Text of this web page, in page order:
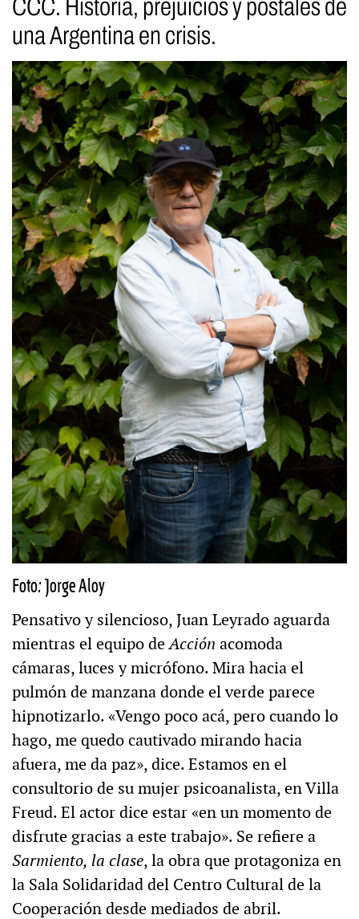
CCC. Historia, prejuicios y postales de
una Argentina en crisis.
Foto: Jorge Aloy
Pensativo y silencioso, Juan Leyrado aguarda
mientras el equipo deAcción acomoda
cámaras, luces y micrófono. Mira hacia el
pulmón de manzana donde el verde parece
hipnotizarlo. «Vengo poco acá, pero cuando lo
hago, me quedo cautivado mirando hacia
afuera, me da paz», dice. Estamos en el
consultorio de su mujer psicoanalista, en Villa
Freud. El actor dice estar «en un momento de
disfrute gracias a este trabajo». Se refiere a
Sarmiento, la clase, la obra que protagoniza en
la Sala Solidaridad del Centro Cultural de la
Cooperación desde mediados de abril.